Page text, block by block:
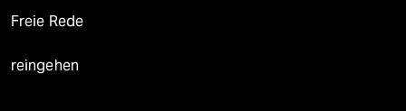
Freie Rede
reingehen